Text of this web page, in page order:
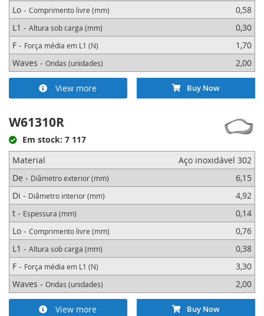
Lo - Comprimento livre (mm)
0,58
L1 - Altura sob carga (mm)
0,30
F - Força média em L1 (N)
1,70
Waves - Ondas (unidades) 2,00
View more Buy Now
W61310R
Em stock: 7 117
Material
Aço inoxidável 302
De - Diâmetro exterior (mm)
6,15
Di - Diâmetro interior (mm)
4,92
t - Espessura (mm)
0,14
Lo - Comprimento livre (mm)
0,76
L1 - Altura sob carga (mm)
0,38
F - Força média em L1 (N)
3,30
Waves - Ondas (unidades) 2,00
View more Buy Now